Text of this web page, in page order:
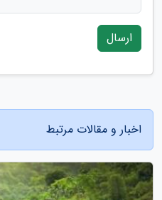
ارسال
اخبار و مقالات مرتبط